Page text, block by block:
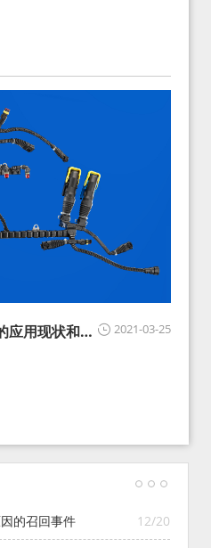
2021-03-25
应用现状和展
12/20
的召回事件